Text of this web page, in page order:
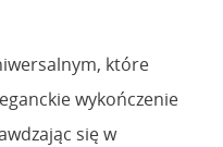
które
wykończenie
się w